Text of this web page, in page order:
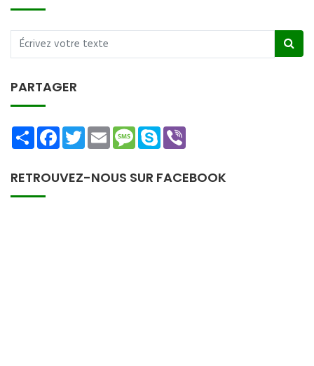
PARTAGER
ShareFacebookTwitterEmailMessage
Skype
RETROUVEZ-NOUS SUR FACEBOOK